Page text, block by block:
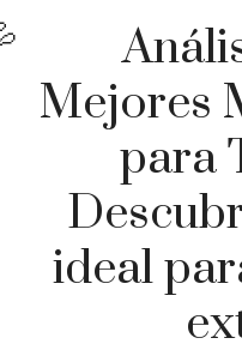
Mejores
para
ideal